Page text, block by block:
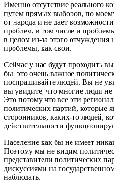
Именно отсутствие реального
путем прямых выборов, по
от народа и не дает
проблем, в том числе и
в целом из-за этого отчуждения
проблемы, как свои.
Сейчас у нас будут проходить
бы, это очень важное
поспрашивайте людей. Вы не
вы увидите, что многие люди
Это потому что все эти
политических партий, которые
сторонников, каких-то людей,
действительности
Население как бы не имеет
Поэтому мы не видим
представители политических
дискуссиями на
наблюдать.